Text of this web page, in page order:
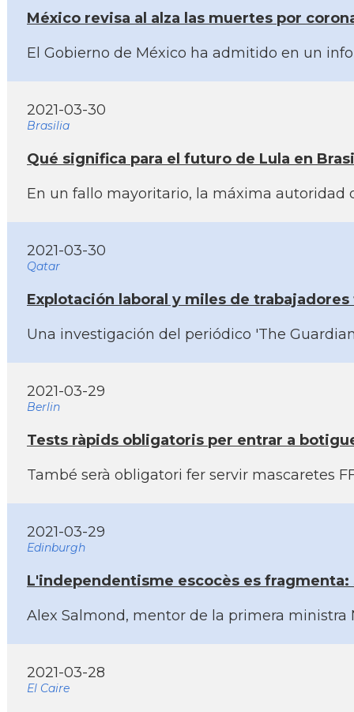
México revisa al alza las muertes por
El Gobierno de México ha admitido en un
2021-03-30
Brasilia
Qué significa para el futuro de Lula en
En un fallo mayoritario, la máxima autoridad
2021-03-30
Qatar
Explotación laboral y miles de
Una investigación del periódico 'The
2021-03-29
Berlin
Tests ràpids obligatoris per entrar a
També serà obligatori fer servir mascaretes
2021-03-29
Edinburgh
L'independentisme escocès es
Alex Salmond, mentor de la primera
2021-03-28
El Caire